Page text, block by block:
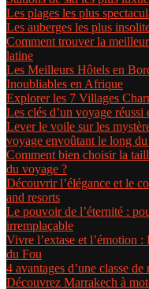
Les plages les plus
Les auberges les plus
Comment trouver la
latine
Les Meilleurs Hôtels en
Inoubliables en Afrique
Explorer les 7 Villages
Les clés d’un voyage
Lever le voile sur les
voyage envoûtant le long
Comment bien choisir la
du voyage ?
Découvrir l’élégance et le
and resorts
Le pouvoir de l’éternité :
irremplaçable
Vivre l’extase et l’émotion
du Fou
4 avantages d’une classe
Découvrez Marrakech à